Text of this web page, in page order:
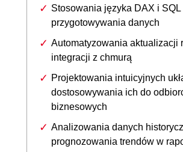
Stosowania języka DAX i SQL
przygotowywania danych
Automatyzowania aktualizacji
integracji z chmurą
Projektowania intuicyjnych
dostosowywania ich do
biznesowych
Analizowania danych
prognozowania trendów w